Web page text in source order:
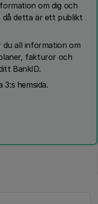
om dig och
då detta är ett publikt
all information om
fakturor och
BankID.
hemsida.